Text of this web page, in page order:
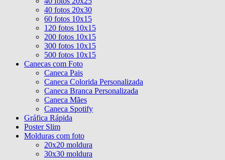
40 fotos 20x30
60 fotos 10x15
120 fotos 10x15
200 fotos 10x15
300 fotos 10x15
500 fotos 10x15
Canecas com Foto
Caneca Pais
Caneca Colorida Personalizada
Caneca Branca Personalizada
Caneca Mães
Caneca Spotify
Gráfica Rápida
Poster Slim
Molduras com foto
20x20 moldura
30x30 moldura